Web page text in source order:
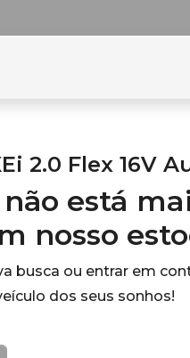
2.0 Flex 16V
está
nosso
busca ou entrar em
dos seus sonhos!